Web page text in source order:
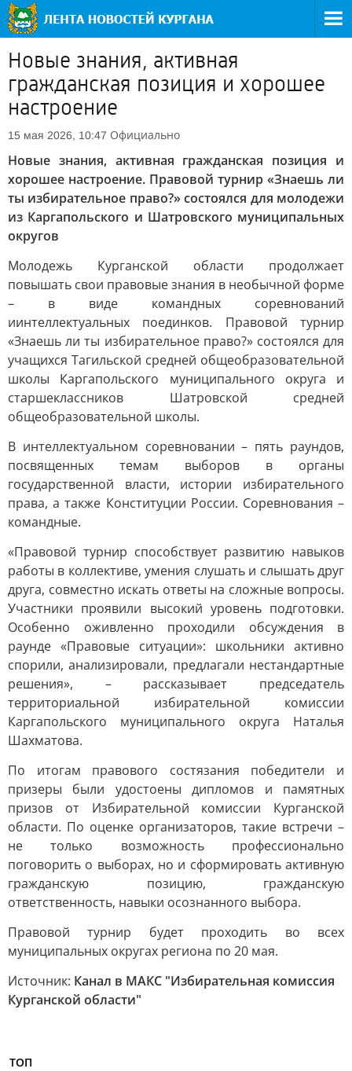
Новые знания, активная
гражданская позиция и хорошее
настроение
15 мая 2026, 10:47 Официально
Новые знания, активная гражданская позиция и
хорошее настроение. Правовой турнир «Знаешь ли
ты избирательное право?» состоялся для молодежи
из Каргапольского и Шатровского муниципальных
округов
Молодежь Курганской области продолжает
повышать свои правовые знания в необычной форме
– в виде командных соревнований
иинтеллектуальных поединков. Правовой турнир
«Знаешь ли ты избирательное право?» состоялся для
учащихся Тагильской средней общеобразовательной
школы Каргапольского муниципального округа и
старшеклассников Шатровской средней
общеобразовательной школы.
В интеллектуальном соревновании – пять раундов,
посвященных темам выборов в органы
государственной власти, истории избирательного
права, а также Конституции России. Соревнования –
командные.
«Правовой турнир способствует развитию навыков
работы в коллективе, умения слушать и слышать друг
друга, совместно искать ответы на сложные вопросы.
Участники проявили высокий уровень подготовки.
Особенно оживленно проходили обсуждения в
раунде «Правовые ситуации»: школьники активно
спорили, анализировали, предлагали нестандартные
решения», – рассказывает председатель
территориальной избирательной комиссии
Каргапольского муниципального округа Наталья
Шахматова.
По итогам правового состязания победители и
призеры были удостоены дипломов и памятных
призов от Избирательной комиссии Курганской
области. По оценке организаторов, такие встречи –
не только возможность профессионально
поговорить о выборах, но и сформировать активную
гражданскую позицию, гражданскую
ответственность, навыки осознанного выбора.
Правовой турнир будет проходить во всех
муниципальных округах региона по 20 мая.
Источник: Канал в МАКС "Избирательная комиссия
Курганской области"
ТОП